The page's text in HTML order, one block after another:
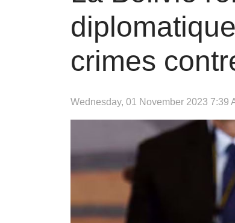
crimes
Wednesday, 01 November 2023 7:39